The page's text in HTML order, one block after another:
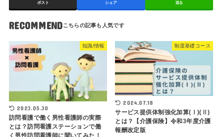
ポスト シェア 送る
RECOMMEND
知識/情報
2023.05.30
訪問看護で働く男性看護師の実際
とは？訪問看護ステーションで働
制度基礎コース
2024.07.18
サービス提供体制強化加算(Ⅰ)(Ⅱ)
とは？【介護保険】令和3年度介護
報酬改定版